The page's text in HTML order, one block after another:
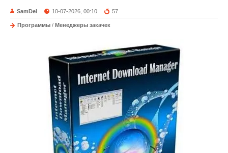
SamDel 10-07-2026, 00:10 57
Программы / Менеджеры закачек